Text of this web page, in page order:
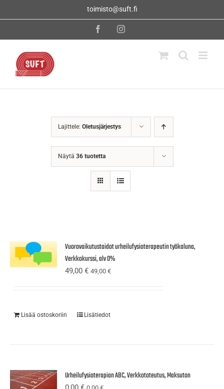
toimisto@suft.fi
FacebookInstagram
Lajittele: Oletusjärjestys
Näytä 36 tuotetta
Vuorovaikutustaidot urheilufysioterapeutin työkaluna,
Verkkokurssi, alv 0%
49,00€ 49,00€
Lisää ostoskoriin Lisätiedot
Urheilufysioterapian ABC, Verkkototeutus, Maksuton